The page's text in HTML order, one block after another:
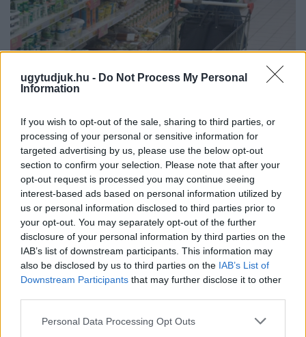
ugytudjuk.hu - Do Not Process My Personal
Information
If you wish to opt-out of the sale, sharing to third parties, or
processing of your personal or sensitive information for
targeted advertising by us, please use the below opt-out
section to confirm your selection. Please note that after your
opt-out request is processed you may continue seeing
interest-based ads based on personal information utilized by
us or personal information disclosed to third parties prior to
your opt-out. You may separately opt-out of the further
disclosure of your personal information by third parties on the
IAB’s list of downstream participants. This information may
also be disclosed by us to third parties on the IAB’s List of
Downstream Participants that may further disclose it to other
Please note that this website/app uses one or more Google
Personal Data Processing Opt Outs
ÖRÖMHÍR: TÍZ ÉVE NEM VOLT ILYEN ALACSONY AZ
Júliusban mindössze 1,2 százalékkal emelkedtek éves
összevetésben a fogyasztói árak, miközben az élelmiszerek ára
már csökkent.
Szólj hozzá!